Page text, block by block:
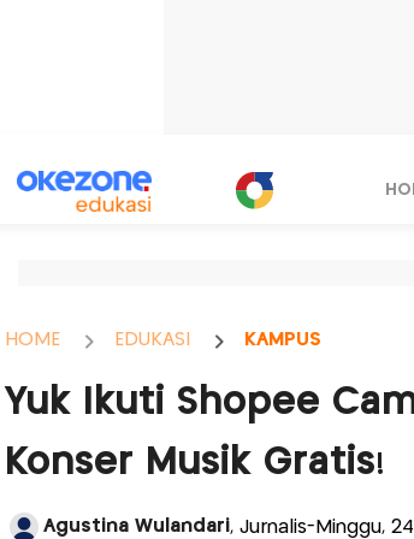
HOME EDUKASI KAMPUS
Yuk Ikuti Shopee
Konser Musik Gratis!
Agustina Wulandari, Jurnalis-Minggu,